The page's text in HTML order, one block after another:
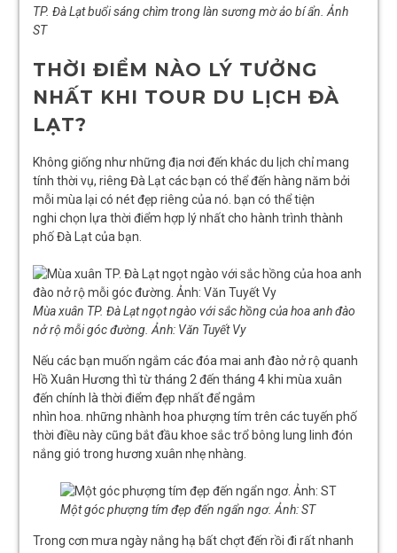
TP. Đà Lạt buổi sáng chìm trong làn sương mờ ảo bí ẩn. Ảnh
ST
THỜI ĐIỂM NÀO LÝ TƯỞNG
NHẤT KHI TOUR DU LỊCH ĐÀ
LẠT?
Không giống như những địa nơi đến khác du lịch chỉ mang
tính thời vụ, riêng Đà Lạt các bạn có thể đến hàng năm bởi
mỗi mùa lại có nét đẹp riêng của nó. bạn có thể tiện
nghi chọn lựa thời điểm hợp lý nhất cho hành trình thành
phố Đà Lạt của bạn.
Mùa xuân TP. Đà Lạt ngọt ngào với sắc hồng của hoa anh đào
nở rộ mỗi góc đường. Ảnh: Văn Tuyết Vy
Nếu các bạn muốn ngắm các đóa mai anh đào nở rộ quanh
Hồ Xuân Hương thì từ tháng 2 đến tháng 4 khi mùa xuân
đến chính là thời điểm đẹp nhất để ngắm
nhìn hoa. những nhành hoa phượng tím trên các tuyến phố
thời điều này cũng bắt đầu khoe sắc trổ bông lung linh đón
nắng gió trong hương xuân nhẹ nhàng.
Một góc phượng tím đẹp đến ngẩn ngơ. Ảnh: ST
Trong cơn mưa ngày nắng hạ bất chợt đến rồi đi rất nhanh